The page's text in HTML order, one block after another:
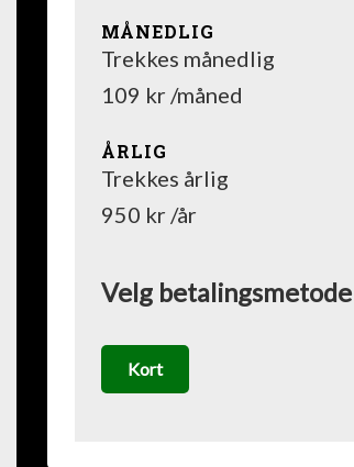
MÅNEDLIG
Trekkes månedlig
109 kr /måned
ÅRLIG
Trekkes årlig
950 kr /år
Velg betalingsmetode
Kort